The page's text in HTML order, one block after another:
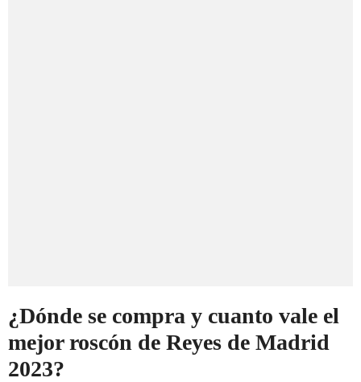
¿Dónde se compra y cuanto vale el
mejor roscón de Reyes de Madrid
2023?